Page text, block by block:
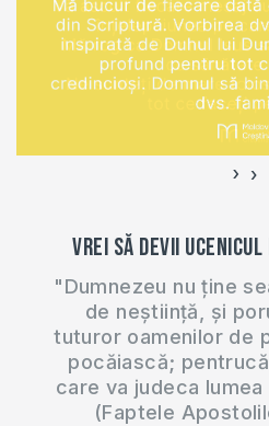
‹ ›
Vrei să devii
"Dumnezeu nu ține
de neștiință, și
tuturor oamenilor de
pocăiască;
care va judeca
(Faptele